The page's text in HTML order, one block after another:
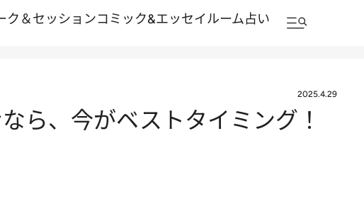
ク＆セッションコミック&エッセイルーム占い
2025.4.29
ら、今がベストタイミング！